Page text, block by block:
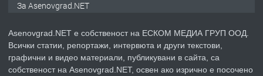
преди 2 години
ПРЕДЛАГА
За Asenovgrad.NET
Asenovgrad.NET е собственост на ЕСКОМ МЕДИА ГРУП ООД.
Всички статии, репортажи, интервюта и други текстови,
графични и видео материали, публикувани в сайта, са
собственост на Asenovgrad.NET, освен ако изрично е посочено